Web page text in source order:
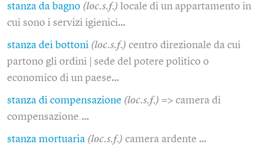
stanza da bagno (loc.s.f.) locale di un appartamento in
cui sono i servizi igienici…
stanza dei bottoni (loc.s.f.) centro direzionale da cui
partono gli ordini | sede del potere politico o
economico di un paese…
stanza di compensazione (loc.s.f.) => camera di
compensazione.…
stanza mortuaria (loc.s.f.) camera ardente …